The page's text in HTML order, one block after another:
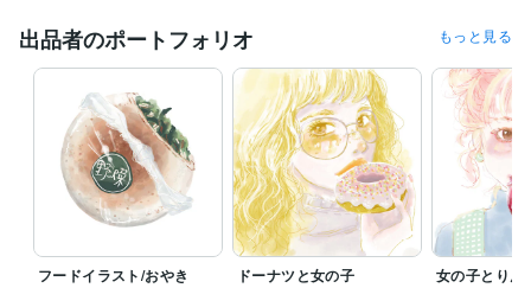
出品者のポートフォリオ もっと見る
フードイラスト/おやき ドーナツと女の子 女の子とりん